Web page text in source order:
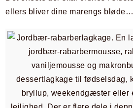
ellers bliver dine marengs bløde…